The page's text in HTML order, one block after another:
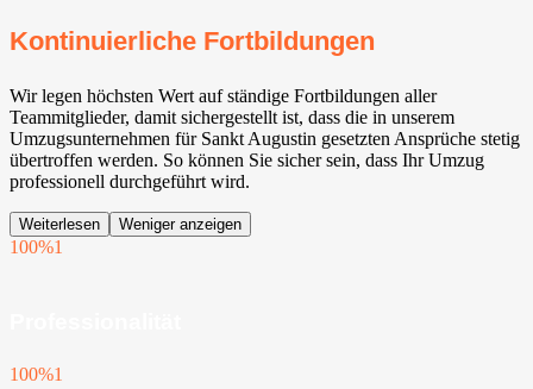
Kontinuierliche Fortbildungen
Wir legen höchsten Wert auf ständige Fortbildungen aller
Teammitglieder, damit sichergestellt ist, dass die in unserem
Umzugsunternehmen für Sankt Augustin gesetzten Ansprüche stetig
übertroffen werden. So können Sie sicher sein, dass Ihr Umzug
professionell durchgeführt wird.
Weiterlesen Weniger anzeigen
100%1
100%1